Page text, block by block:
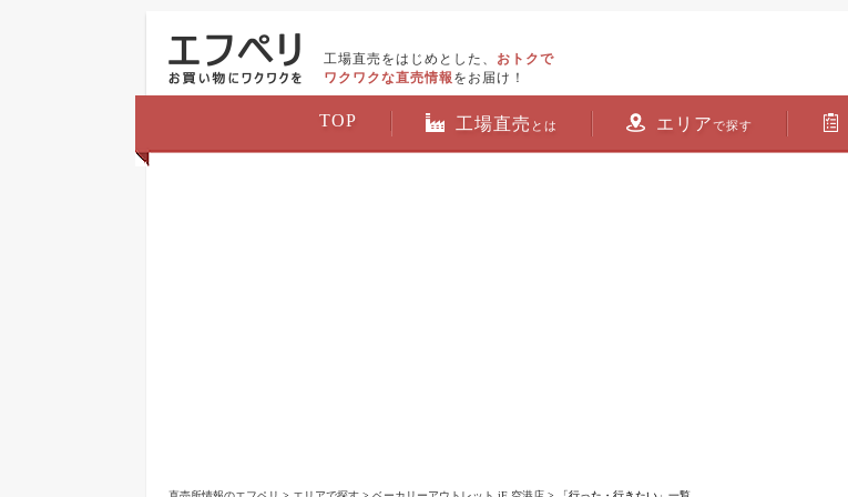
工場直売をはじめとした、 おトクで
ワクワクな直売情報 をお届け！
TOP 工場直売 とは エリアで探す